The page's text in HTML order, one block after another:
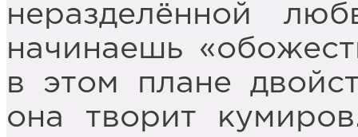
неразделённой
начинаешь
в этом плане
она творит